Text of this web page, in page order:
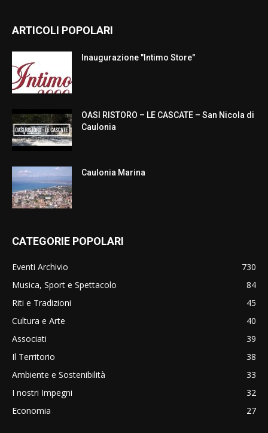
ARTICOLI POPOLARI
Inaugurazione "Intimo Store"
OASI RISTORO – LE CASCATE – San Nicola di
Caulonia
Caulonia Marina
CATEGORIE POPOLARI
Eventi Archivio
730
Musica, Sport e Spettacolo
84
Riti e Tradizioni
45
Cultura e Arte
40
Associati
39
Il Territorio
38
Ambiente e Sostenibilità
33
I nostri Impegni
32
Economia
27